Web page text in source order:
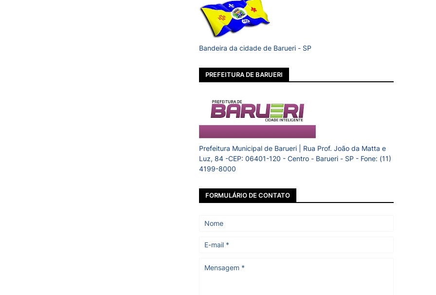
Bandeira da cidade de Barueri - SP
PREFEITURA DE BARUERI
Prefeitura Municipal de Barueri | Rua Prof. João da Matta e
Luz, 84 -CEP: 06401-120 - Centro - Barueri - SP - Fone: (11)
4199-8000
FORMULÁRIO DE CONTATO